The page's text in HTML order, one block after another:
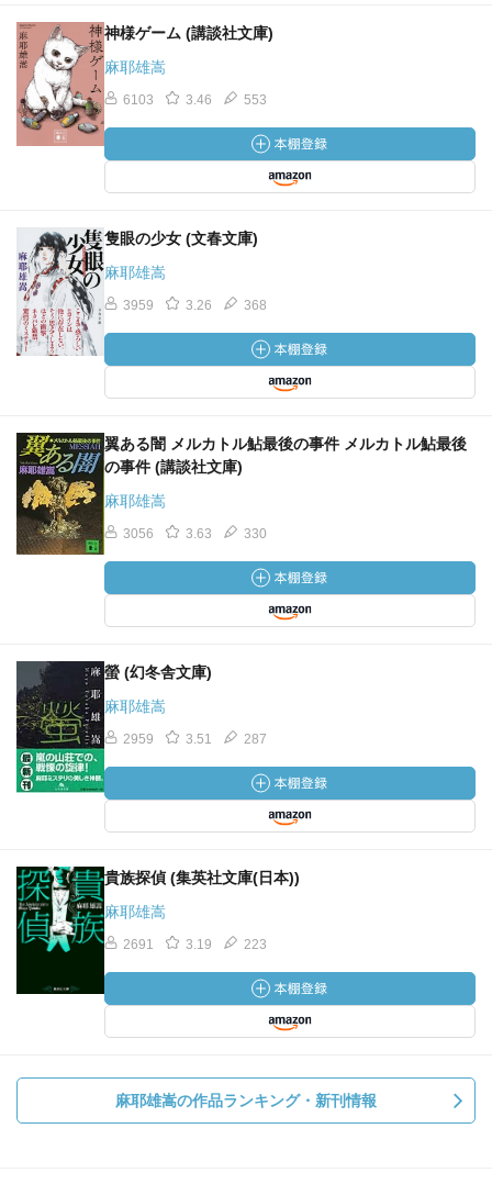
神様ゲーム (講談社文庫)
麻耶雄嵩
6103 3.46 553
隻眼の少女 (文春文庫)
麻耶雄嵩
3959 3.26 368
翼ある闇 メルカトル鮎最後の事件 メルカトル鮎最後
の事件 (講談社文庫)
麻耶雄嵩
3056 3.63 330
螢 (幻冬舎文庫)
麻耶雄嵩
2959 3.51 287
貴族探偵 (集英社文庫(日本))
麻耶雄嵩
2691 3.19 223
麻耶雄嵩の作品ランキング・新刊情報